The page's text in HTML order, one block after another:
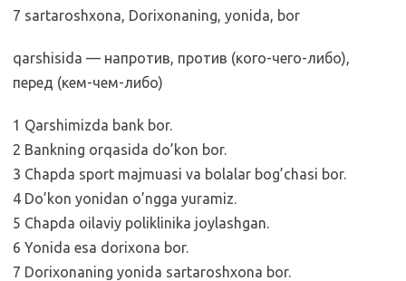
7 sartaroshxona, Dorixonaning, yonida, bor
qarshisida — напротив, против (кого-чего-либо),
перед (кем-чем-либо)
1 Qarshimizda bank bor.
2 Bankning orqasida do’kon bor.
3 Chapda sport majmuasi va bolalar bog’chasi bor.
4 Do’kon yonidan o’ngga yuramiz.
5 Chapda oilaviy poliklinika joylashgan.
6 Yonida esa dorixona bor.
7 Dorixonaning yonida sartaroshxona bor.